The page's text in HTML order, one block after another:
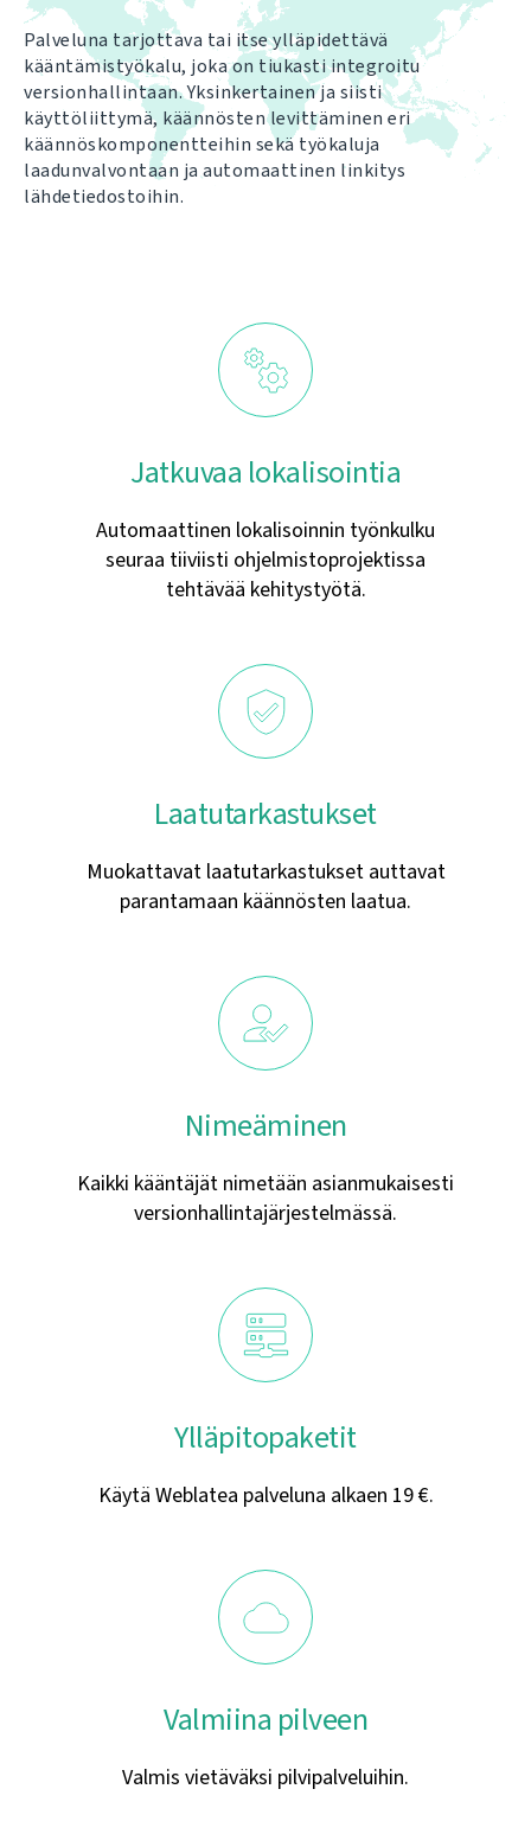
Palveluna tarjottava tai itse ylläpidettävä
kääntämistyökalu, joka on tiukasti integroitu
versionhallintaan. Yksinkertainen ja siisti
käyttöliittymä, käännösten levittäminen eri
käännöskomponentteihin sekä työkaluja
laadunvalvontaan ja automaattinen linkitys
lähdetiedostoihin.
Jatkuvaa lokalisointia
Automaattinen lokalisoinnin työnkulku
seuraa tiiviisti ohjelmistoprojektissa
tehtävää kehitystyötä.
Laatutarkastukset
Muokattavat laatutarkastukset auttavat
parantamaan käännösten laatua.
Nimeäminen
Kaikki kääntäjät nimetään asianmukaisesti
versionhallintajärjestelmässä.
Ylläpitopaketit
Käytä Weblatea palveluna alkaen 19 €.
Valmiina pilveen
Valmis vietäväksi pilvipalveluihin.